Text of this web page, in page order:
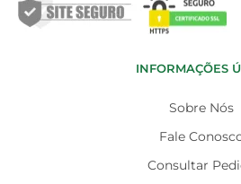
INFORMAÇÕES
Sobre Nós
Fale
Consultar